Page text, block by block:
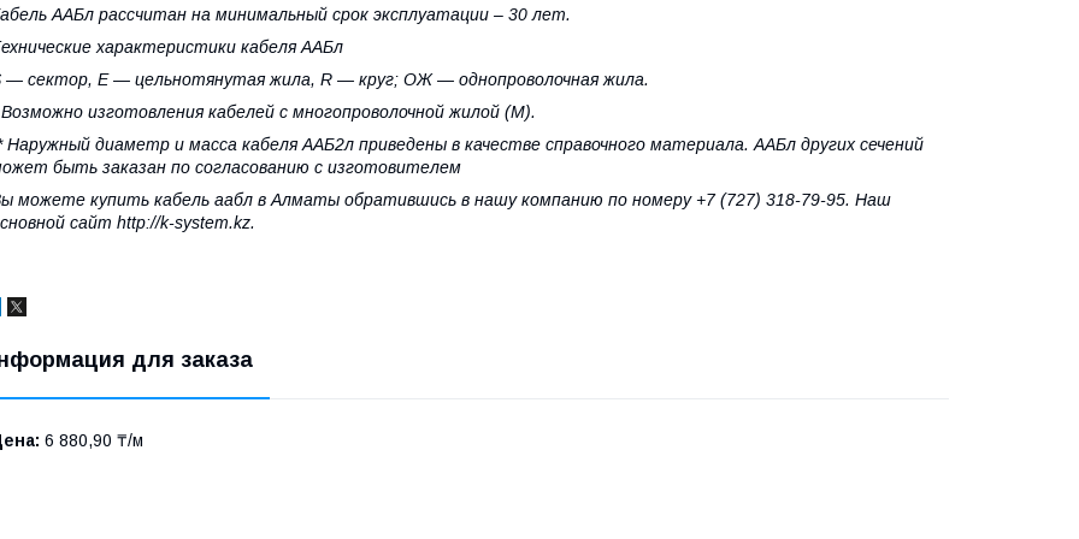
ААБл рассчитан на минимальный срок эксплуатации – 30 лет.
характеристики кабеля ААБл
— сектор, E — цельнотянутая жила, R — круг; ОЖ — однопроволочная жила.
Возможно изготовления кабелей с многопроволочной жилой (М).
Наружный диаметр и масса кабеля ААБ2л приведены в качестве справочного материала. ААБл других сечений
быть заказан по согласованию с изготовителем
можете купить кабель аабл в Алматы обратившись в нашу компанию по номеру +7 (727) 318-79-95. Наш
сайт http://k-system.kz.
для заказа
6 880,90 ₸/м